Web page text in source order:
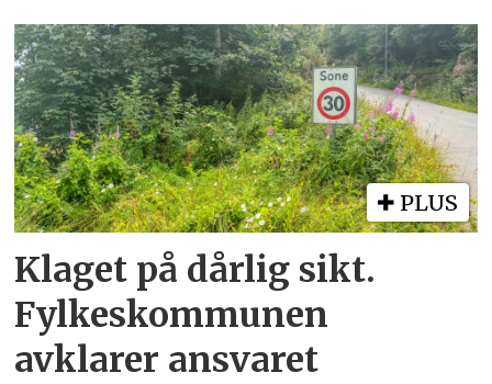
PLUS
Klaget på dårlig sikt.
Fylkeskommunen
avklarer ansvaret